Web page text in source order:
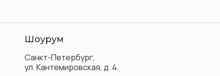
Санкт-Петербург,
ул. Кантемировская, д. 4.
Шоурум